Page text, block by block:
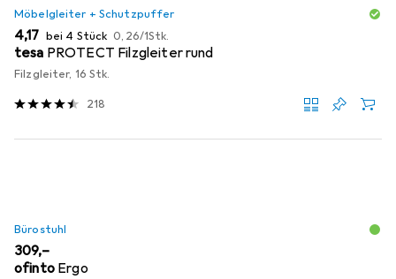
Möbelgleiter + Schutzpuffer
EUR
4,17 bei 4 Stück EUR
0,26/1Stk.
tesa PROTECT Filzgleiter rund
Filzgleiter, 16 Stk.
218
Bürostuhl
EUR
309,–
ofinto Ergo